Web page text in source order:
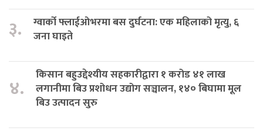
३.
ग्वार्को फ्लाईओभरमा बस दुर्घटना: एक महिलाको मृत्यु, ६
जना घाइते
४.
किसान बहुउद्देश्यीय सहकारीद्वारा १ करोड ४१ लाख
लगानीमा बिउ प्रशोधन उद्योग सञ्चालन, १४० बिघामा मूल
बिउ उत्पादन सुरु